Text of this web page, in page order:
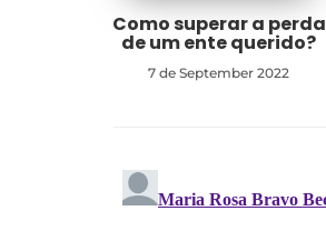
Como superar a perda
de um ente querido?
7 de September 2022